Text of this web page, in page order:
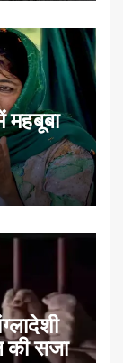
महबूबा
की सजा